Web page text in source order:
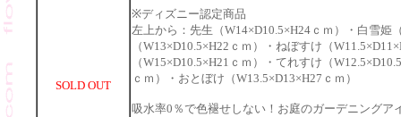
SOLD OUT
※ディズニー認定商品
左上から：先生（W14×D10.5×H24ｃｍ）・白雪姫
（W13×D10.5×H22ｃｍ）・ねぼすけ（
（W15×D10.5×H21ｃｍ）・てれすけ（
ｃｍ）・おとぼけ（W13.5×D13×H27ｃｍ）
吸水率0％で色褪せしない！お庭のガーデニングア